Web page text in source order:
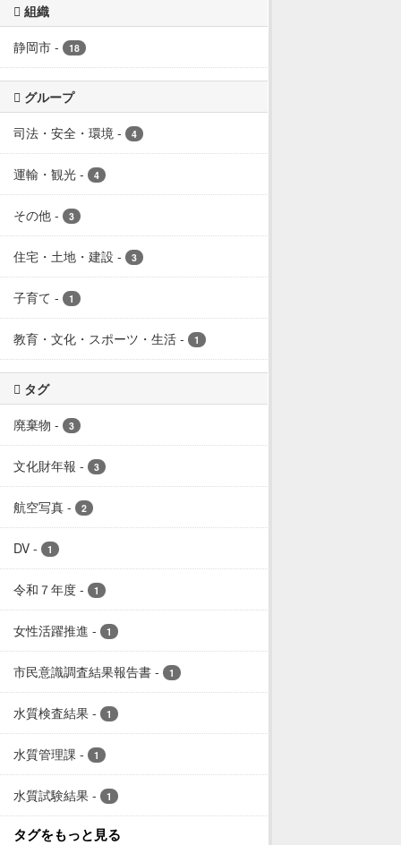
組織
静岡市 - 18
グループ
司法・安全・環境 - 4
運輸・観光 - 4
その他 - 3
住宅・土地・建設 - 3
子育て - 1
教育・文化・スポーツ・生活 - 1
タグ
廃棄物 - 3
文化財年報 - 3
航空写真 - 2
DV - 1
令和７年度 - 1
女性活躍推進 - 1
市民意識調査結果報告書 - 1
水質検査結果 - 1
水質管理課 - 1
水質試験結果 - 1
タグをもっと見る